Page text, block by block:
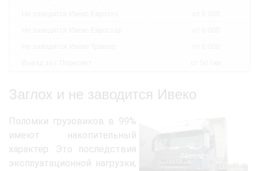
Заглох и не заводится Ивеко
Поломки грузовиков в 99%
имеют накопительный
характер. Это последствия
эксплуатационной нагрузки,